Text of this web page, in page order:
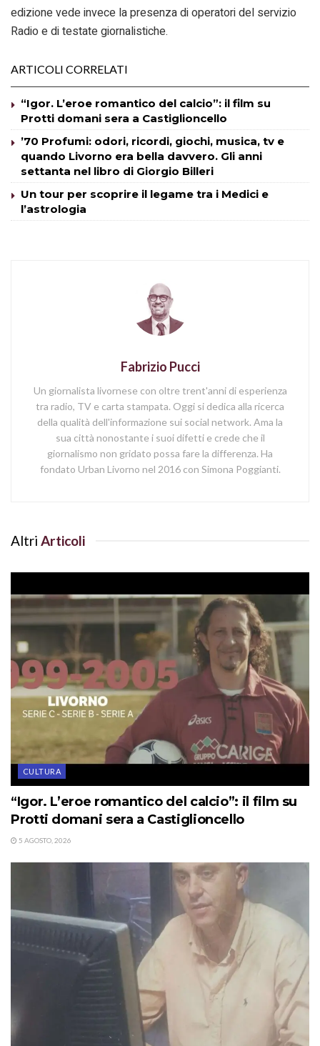
edizione vede invece la presenza di operatori del servizio
Radio e di testate giornalistiche.
ARTICOLI CORRELATI
“Igor. L’eroe romantico del calcio”: il film su
Protti domani sera a Castiglioncello
’70 Profumi: odori, ricordi, giochi, musica, tv e
quando Livorno era bella davvero. Gli anni
settanta nel libro di Giorgio Billeri
Un tour per scoprire il legame tra i Medici e
l’astrologia
Fabrizio Pucci
Un giornalista livornese con oltre trent'anni di esperienza
tra radio, TV e carta stampata. Oggi si dedica alla ricerca
della qualità dell'informazione sui social network. Ama la
sua città nonostante i suoi difetti e crede che il
giornalismo non gridato possa fare la differenza. Ha
fondato Urban Livorno nel 2016 con Simona Poggianti.
Altri Articoli
CULTURA
“Igor. L’eroe romantico del calcio”: il film su
Protti domani sera a Castiglioncello
5 AGOSTO, 2026